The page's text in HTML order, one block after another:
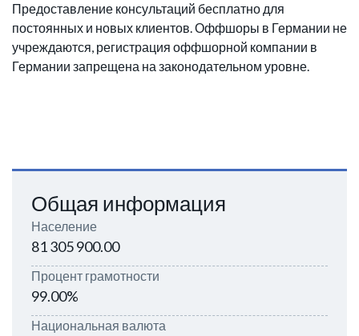
Предоставление консультаций бесплатно для
постоянных и новых клиентов. Оффшоры в Германии не
учреждаются, регистрация оффшорной компании в
Германии запрещена на законодательном уровне.
Общая информация
Население
81 305 900.00
Процент грамотности
99.00%
Национальная валюта